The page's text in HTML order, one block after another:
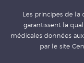
Les principes de la
garantissent la
médicales données
par le site